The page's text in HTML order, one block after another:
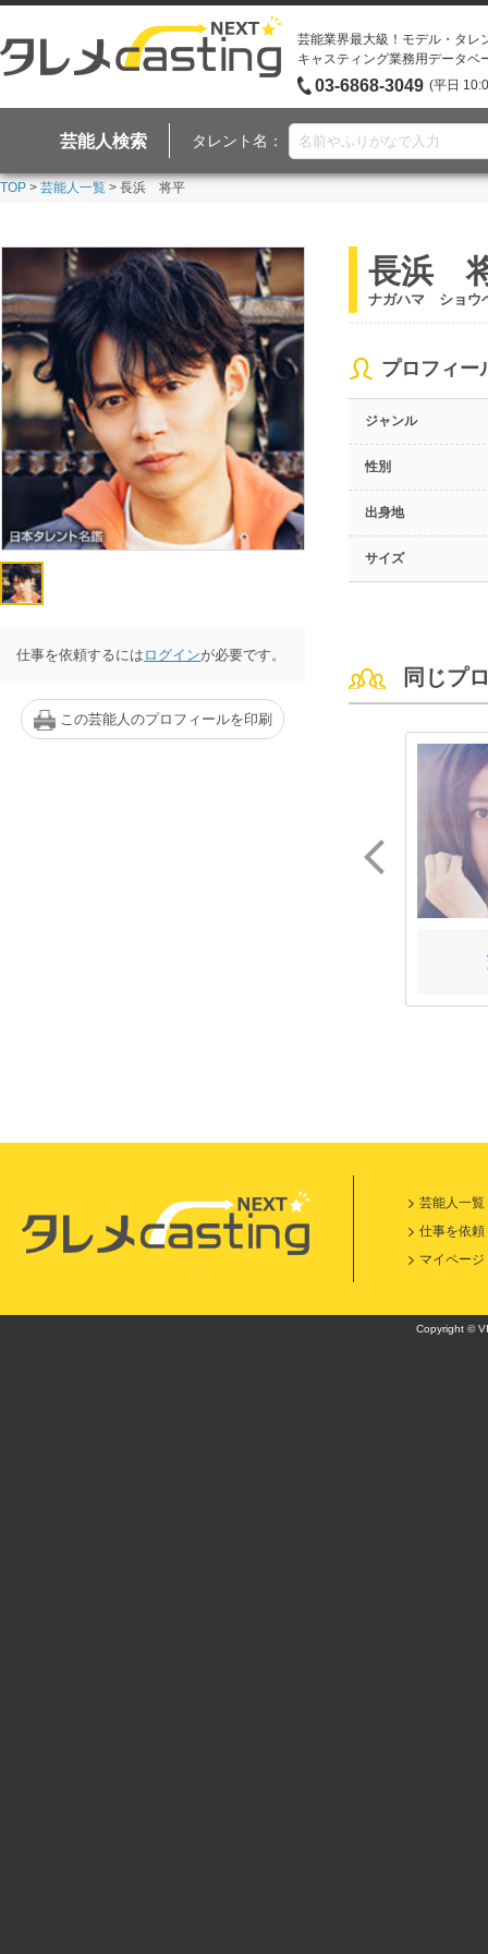
芸能業界最大級！モデル・タレ
キャスティング業務用データベ
03-6868-3049 (平日
芸能人検索 タレント名：
TOP > 芸能人一覧 > 長浜 将平
仕事を依頼するには ログインが必要です。
この芸能人のプロフィールを印刷
長浜
ナガハマ ショウ
プロフィー
ジャンル
性別
出身地
サイズ
同じプ
芸能人一覧
仕事を依頼
マイページ
Copyright ©